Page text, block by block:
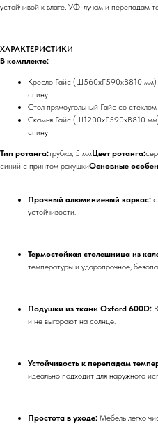
устойчивой к влаге, УФ-лучам и перепадам
ХАРАКТЕРИСТИКИ
В комплекте:
Кресло Гайс (Ш560хГ590хВ810 мм)
спину
Стол прямоугольный Гайс со
Скамья Гайс (Ш1200хГ590хВ810
спину
Тип ротанга:трубка, 5 ммЦвет ротанга:
синий с принтом ракушкиОсновные
Прочный алюминиевый каркас:
устойчивости.
Термостойкая столешница из
температуры и ударопрочное,
Подушки из ткани Oxford 600D:
и не выгорают на солнце.
Устойчивость к перепадам
идеально подходит для наружного
Простота в уходе: Мебель легко